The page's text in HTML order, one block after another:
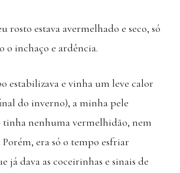
rosto estava avermelhado e seco, só
inchaço e ardência.
estabilizava e vinha um leve calor
do inverno), a minha pele
tinha nenhuma vermelhidão, nem
Porém, era só o tempo esfriar
já dava as coceirinhas e sinais de